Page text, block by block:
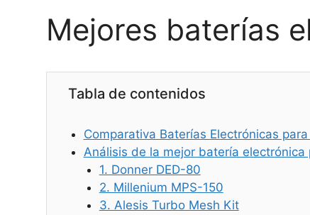
Mejores baterías
Tabla de contenidos
Comparativa Baterías Electrónicas
Análisis de la mejor batería electrónica
1. Donner DED-80
2. Millenium MPS-150
3. Alesis Turbo Mesh Kit